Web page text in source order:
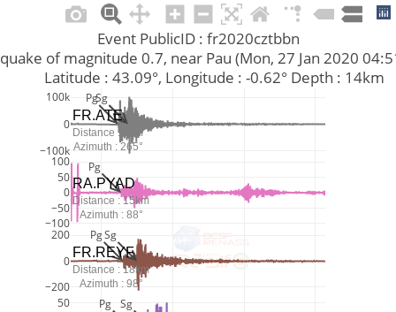
50
−200
0
200
−100
−50
0
50
100
−100k
0
100k
Event PublicID : fr2020cztbbn
of magnitude 0.7, near Pau (Mon, 27 Jan 2020
         Latitude : 43.09°, Longitude : -0.62° Depth : 14km
Pg Sg
PgSg
Pg
PgSg
FR.REYF
Distance : 18km
Azimuth : 98°
RA.PYAD
Distance : 15km
Azimuth : 88°
FR.ATE
Distance : 7km
Azimuth : 265°